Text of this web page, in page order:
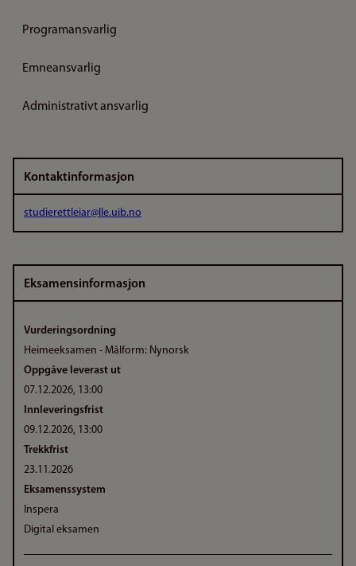
Programansvarlig
Emneansvarlig
Administrativt ansvarlig
Kontaktinformasjon
studierettleiar@lle.uib.no
Eksamensinformasjon
Vurderingsordning
Heimeeksamen - Målform: Nynorsk
Oppgåve leverast ut
07.12.2026, 13:00
Innleveringsfrist
09.12.2026, 13:00
Trekkfrist
23.11.2026
Eksamenssystem
Inspera
Digital eksamen